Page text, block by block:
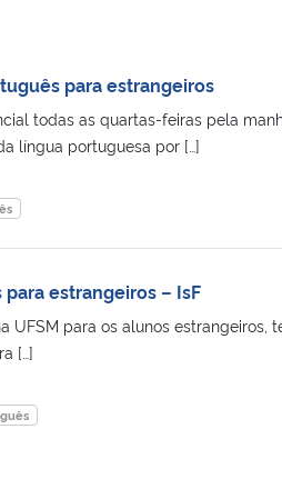
para estrangeiros
todas as quartas-feiras pela
língua portuguesa por […]
estrangeiros – IsF
UFSM para os alunos estrangeiros,
[…]